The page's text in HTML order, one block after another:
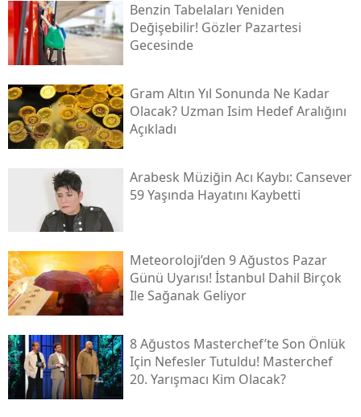
Benzin Tabelaları Yeniden
Değişebilir! Gözler Pazartesi
Gecesinde
Gram Altın Yıl Sonunda Ne Kadar
Olacak? Uzman Isim Hedef Aralığını
Açıkladı
Arabesk Müziğin Acı Kaybı: Cansever
59 Yaşında Hayatını Kaybetti
Meteoroloji’den 9 Ağustos Pazar
Günü Uyarısı! İstanbul Dahil Birçok
Ile Sağanak Geliyor
8 Ağustos Masterchef’te Son Önlük
Için Nefesler Tutuldu! Masterchef
20. Yarışmacı Kim Olacak?